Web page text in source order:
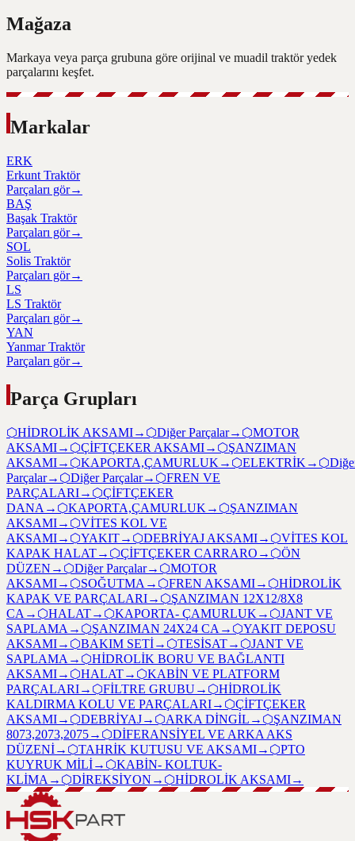
Mağaza
Markaya veya parça grubuna göre orijinal ve muadil traktör yedek
parçalarını keşfet.
Markalar
ERK
Erkunt Traktör
Parçaları gör→
BAŞ
Başak Traktör
Parçaları gör→
SOL
Solis Traktör
Parçaları gör→
LS
LS Traktör
Parçaları gör→
YAN
Yanmar Traktör
Parçaları gör→
Parça Grupları
⬡HİDROLİK AKSAMI→ ⬡Diğer Parçalar→ ⬡MOTOR
AKSAMI→ ⬡ÇİFTÇEKER AKSAMI→ ⬡ŞANZIMAN
AKSAMI→ ⬡KAPORTA,ÇAMURLUK→ ⬡ELEKTRİK→ ⬡
Parçalar→ ⬡Diğer Parçalar→ ⬡FREN VE
PARÇALARI→ ⬡ÇİFTÇEKER
DANA→ ⬡KAPORTA,ÇAMURLUK→ ⬡ŞANZIMAN
AKSAMI→ ⬡VİTES KOL VE
AKSAMI→ ⬡YAKIT→ ⬡DEBRİYAJ AKSAMI→ ⬡VİTES KOL
KAPAK HALAT→ ⬡ÇİFTÇEKER CARRARO → ⬡ÖN
DÜZEN → ⬡Diğer Parçalar→ ⬡MOTOR
AKSAMI→ ⬡SOĞUTMA→ ⬡FREN AKSAMI→ ⬡HİDROLİK
KAPAK VE PARÇALARI→ ⬡ŞANZIMAN 12X12/8X8
CA→ ⬡HALAT→ ⬡KAPORTA- ÇAMURLUK→ ⬡JANT VE
SAPLAMA→ ⬡ŞANZIMAN 24X24 CA→ ⬡YAKIT DEPOSU
AKSAMI→ ⬡BAKIM SETİ→ ⬡TESİSAT→ ⬡JANT VE
SAPLAMA→ ⬡HİDROLİK BORU VE BAĞLANTI
AKSAMI→ ⬡HALAT→ ⬡KABİN VE PLATFORM
PARÇALARI→ ⬡FİLTRE GRUBU → ⬡HİDROLİK
KALDIRMA KOLU VE PARÇALARI→ ⬡ÇİFTÇEKER
AKSAMI→ ⬡DEBRİYAJ→ ⬡ARKA DİNGİL → ⬡ŞANZIMAN
8073,2073,2075→ ⬡DİFERANSİYEL VE ARKA AKS
DÜZENİ→ ⬡TAHRİK KUTUSU VE AKSAMI→ ⬡PTO
KUYRUK MİLİ→ ⬡KABİN- KOLTUK-
KLİMA→ ⬡DİREKSİYON → ⬡HİDROLİK AKSAMI→